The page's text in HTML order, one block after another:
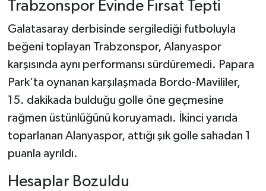
Trabzonspor Evinde Fırsat Tepti
Galatasaray derbisinde sergilediği futboluyla
beğeni toplayan Trabzonspor, Alanyaspor
karşısında aynı performansı sürdüremedi. Papara
Park’ta oynanan karşılaşmada Bordo-Mavililer,
15. dakikada bulduğu golle öne geçmesine
rağmen üstünlüğünü koruyamadı. İkinci yarıda
toparlanan Alanyaspor, attığı şık golle sahadan 1
puanla ayrıldı.
Hesaplar Bozuldu
Türkiye Basketbol Ligi
Kadınlar Basketbol Ligi
Diğer Basketbol Ligleri
Formula 1
Atletizm
Hentbol